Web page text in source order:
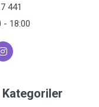
441
- 18:00
Kategoriler